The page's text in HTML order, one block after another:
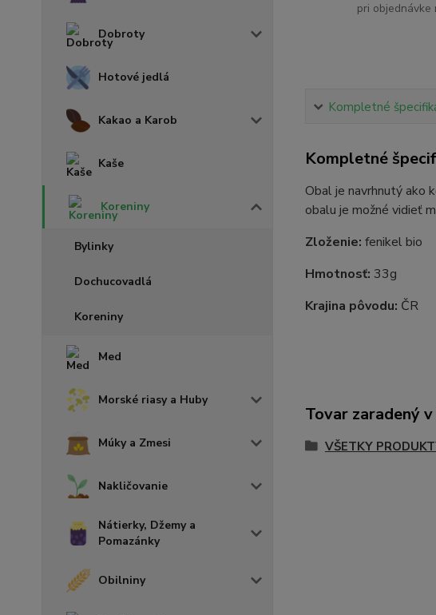
Dobroty
Hotové jedlá
Kakao a Karob
Kaše
Koreniny
Bylinky
Dochucovadlá
Koreniny
Med
Morské riasy a Huby
Múky a Zmesi
Nakličovanie
Nátierky, Džemy a
Pomazánky
Obilniny
pri objednávke
Kompletné
Kompletné
Obal je navrhnutý ako
obalu je možné vidieť
Zloženie: fenikel bio
Hmotnosť: 33g
Krajina pôvodu: ČR
Tovar zaradený
VŠETKY